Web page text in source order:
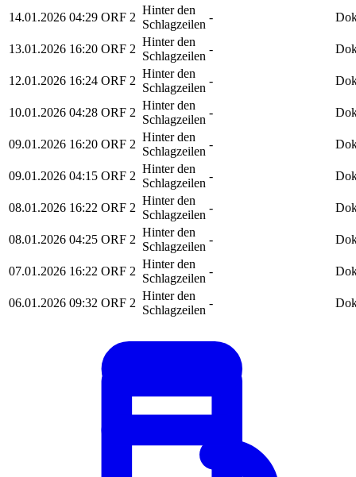
14.01.2026 04:29 ORF 2
Hinter den
Schlagzeilen
-
13.01.2026 16:20 ORF 2
Hinter den
Schlagzeilen
-
12.01.2026 16:24 ORF 2
Hinter den
Schlagzeilen
-
10.01.2026 04:28 ORF 2
Hinter den
Schlagzeilen
-
09.01.2026 16:20 ORF 2
Hinter den
Schlagzeilen
-
09.01.2026 04:15 ORF 2
Hinter den
Schlagzeilen
-
08.01.2026 16:22 ORF 2
Hinter den
Schlagzeilen
-
08.01.2026 04:25 ORF 2
Hinter den
Schlagzeilen
-
07.01.2026 16:22 ORF 2
Hinter den
Schlagzeilen
-
06.01.2026 09:32 ORF 2
Hinter den
Schlagzeilen
-